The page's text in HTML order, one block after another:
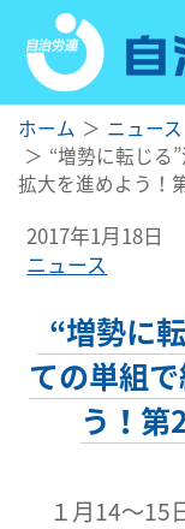
ホーム
ニュース
“増勢に転じる
拡大を進めよう！
2017年1月18日
ニュース
“増勢に
ての単組
う！第
１月14～15